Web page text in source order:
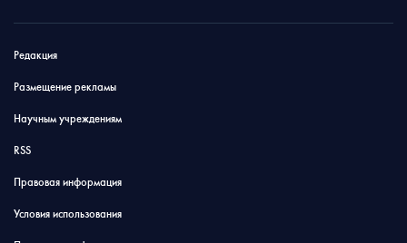
Редакция
Размещение рекламы
Научным учреждениям
RSS
Правовая информация
Условия использования